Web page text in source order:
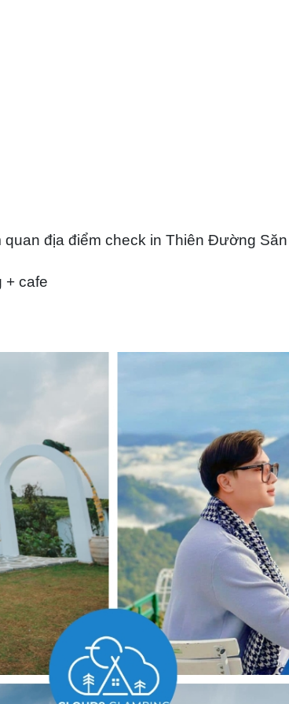
địa điểm check in Thiên Đường
+ cafe